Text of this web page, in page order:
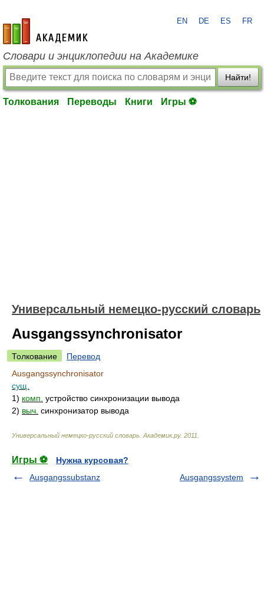
academic.ru
EN DE ES FR
Словари и энциклопедии на Академике
Найти!
Толкования Переводы Книги Игры ⚽
Универсальный немецко-русский словарь
Ausgangssynchronisator
Толкование
Перевод
Ausgangssynchronisator
сущ.
1) комп. устройство синхронизации вывода
2) выч. синхронизатор вывода
Универсальный немецко-русский словарь Академик.ру. 2011
Игры ⚽
Нужна курсовая?
Ausgangssubstanz
Ausgangssystem